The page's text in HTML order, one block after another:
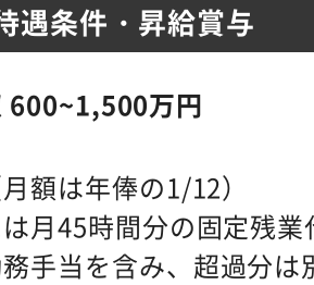
遇条件・昇給賞与
600~1,500万円
額は年俸の1/12）
月45時間分の固定残
手当を含み、超過分は